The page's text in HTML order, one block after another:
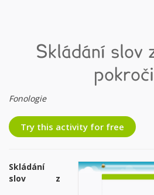
Skládání slov
Fonologie
Try this activity for free
Skládání
slov z